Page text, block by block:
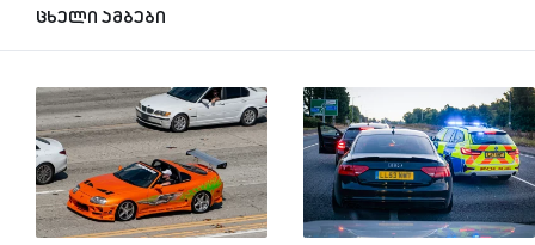
ცხელი ამბები